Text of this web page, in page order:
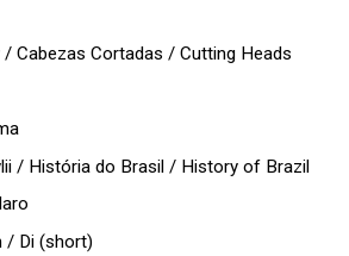
/ Cabezas Cortadas / Cutting Heads
/ História do Brasil / History of Brazil
/ Di (short)